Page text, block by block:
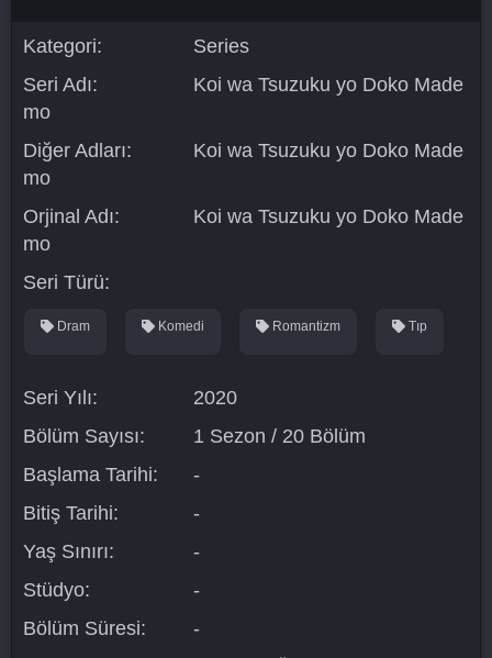
Kategori:
Series
Seri Adı:
Koi wa Tsuzuku yo Doko Made
mo
Diğer Adları:
Koi wa Tsuzuku yo Doko Made
mo
Orjinal Adı:
Koi wa Tsuzuku yo Doko Made
mo
Seri Türü:
Dram Komedi Romantizm Tıp
Seri Yılı:
2020
Bölüm Sayısı:
1 Sezon / 20 Bölüm
Başlama Tarihi:
-
Bitiş Tarihi:
-
Yaş Sınırı:
-
Stüdyo:
-
Bölüm Süresi:
-